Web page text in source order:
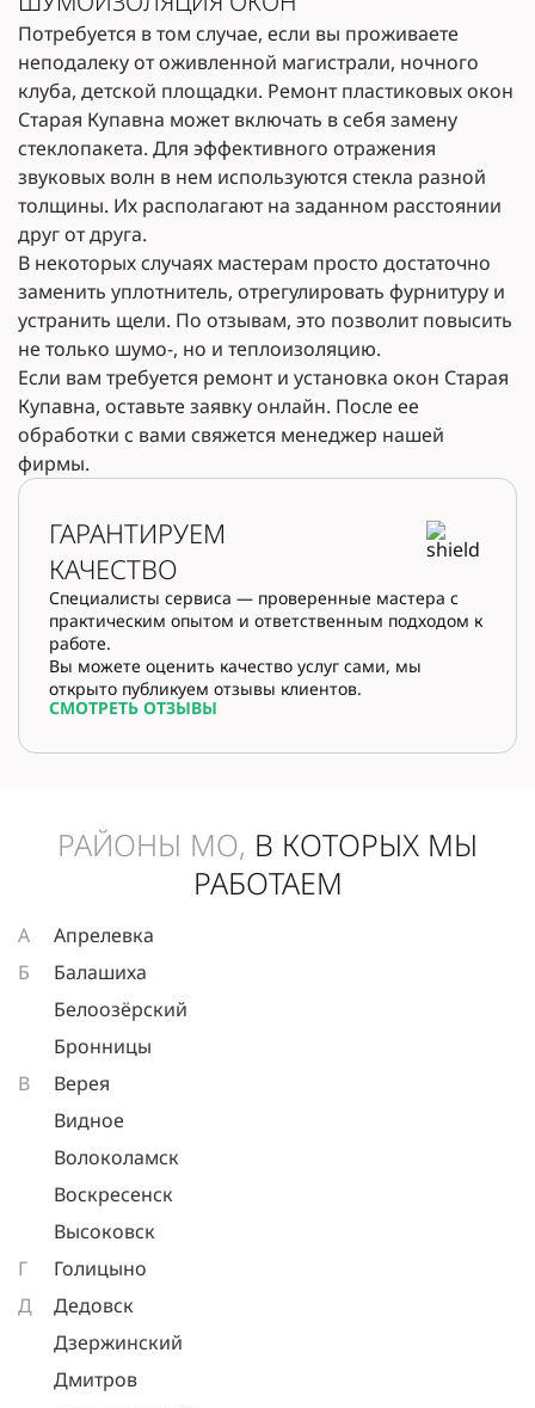
Потребуется в том случае, если вы проживаете
неподалеку от оживленной магистрали, ночного
клуба, детской площадки. Ремонт пластиковых окон
Старая Купавна может включать в себя замену
стеклопакета. Для эффективного отражения
звуковых волн в нем используются стекла разной
толщины. Их располагают на заданном расстоянии
друг от друга.
В некоторых случаях мастерам просто достаточно
заменить уплотнитель, отрегулировать фурнитуру и
устранить щели. По отзывам, это позволит повысить
не только шумо-, но и теплоизоляцию.
Если вам требуется ремонт и установка окон Старая
Купавна, оставьте заявку онлайн. После ее
обработки с вами свяжется менеджер нашей
фирмы.
ГАРАНТИРУЕМ
КАЧЕСТВО
Специалисты сервиса — проверенные мастера с
практическим опытом и ответственным подходом к
работе.
Вы можете оценить качество услуг сами, мы
открыто публикуем отзывы клиентов.
СМОТРЕТЬ ОТЗЫВЫ
РАЙОНЫ МО, В КОТОРЫХ МЫ
РАБОТАЕМ
А
Апрелевка
Б
Балашиха
Белоозёрский
Бронницы
В
Верея
Видное
Волоколамск
Воскресенск
Высоковск
Г
Голицыно
Д
Дедовск
Дзержинский
Дмитров